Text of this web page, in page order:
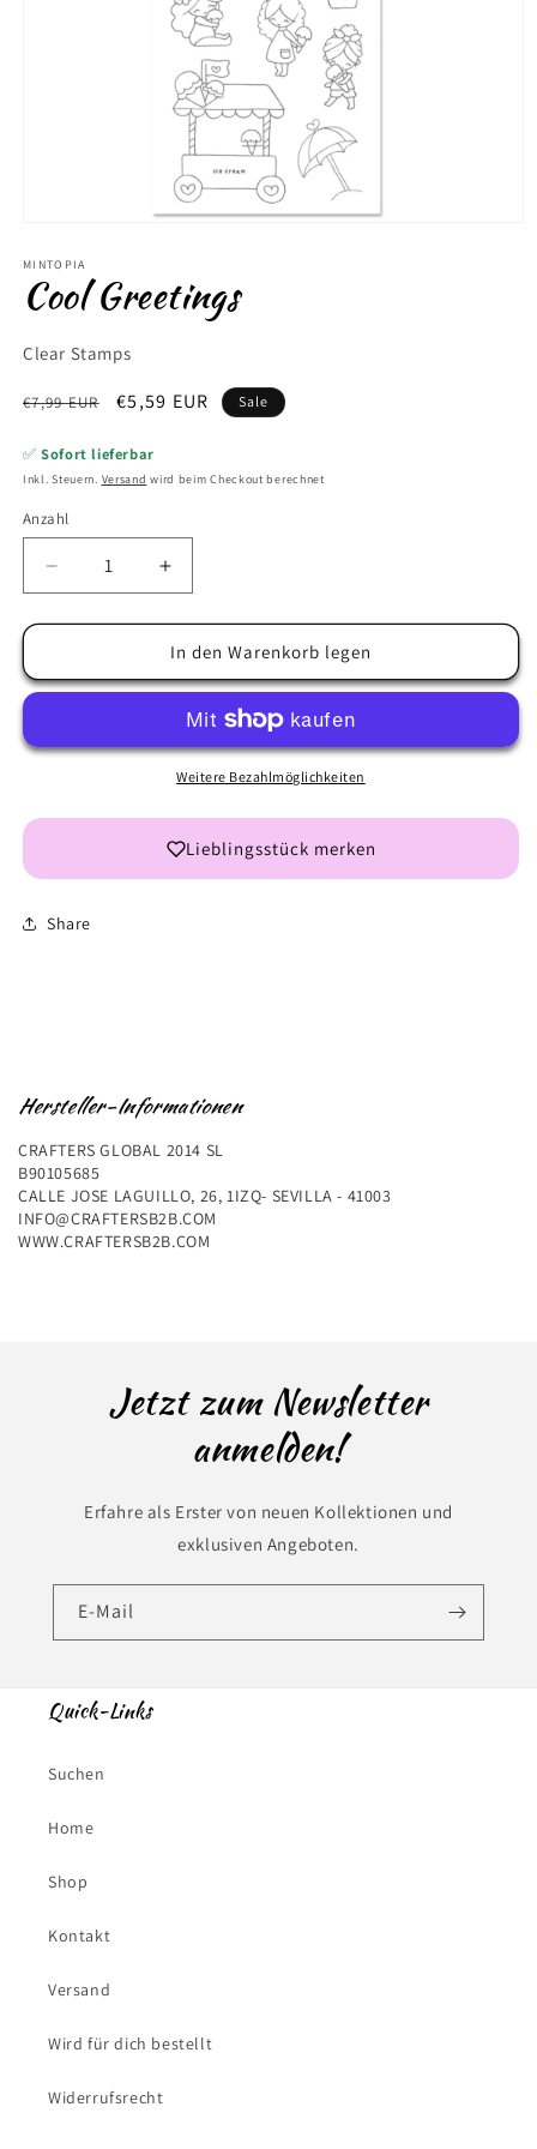
in
Modal
öffnen
MINTOPIA
Cool Greetings
Clear Stamps
Normaler
€7,99 EUR Verkaufspreis
€5,59 EUR Sale
✅Sofort lieferbar
Inkl. Steuern. Versand wird beim Checkout berechnet
Anzahl
Anzahl
Verringere
die
Menge
Cool
Erhöhe
die
Menge
für
Cool
Greetings
In den Warenkorb legen
Weitere Bezahlmöglichkeiten
Lieblingsstück merken
Share
Hersteller-Informationen
CRAFTERS GLOBAL 2014 SL
B90105685
CALLE JOSE LAGUILLO, 26, 1IZQ- SEVILLA - 41003
INFO@CRAFTERSB2B.COM
WWW.CRAFTERSB2B.COM
Jetzt zum Newsletter
anmelden!
Erfahre als Erster von neuen Kollektionen und
exklusiven Angeboten.
E-Mail
Quick-Links
Suchen
Home
Shop
Kontakt
Versand
Wird für dich bestellt
Widerrufsrecht